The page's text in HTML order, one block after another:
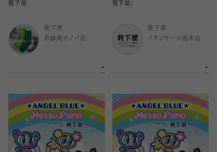
靴下屋
靴下屋
新静岡セノバ店
靴下屋/
靴下屋
イオンモール熊本店